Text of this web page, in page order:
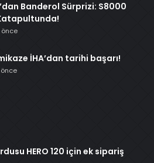
Banderol Sürprizi: S8000
İHA’dan tarihi başarı!
HERO 120 için ek sipariş